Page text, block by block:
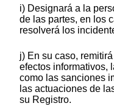
i) Designará a la
de las partes, en los
resolverá los
j) En su caso,
efectos informativos,
como las sanciones
las actuaciones de
su Registro.